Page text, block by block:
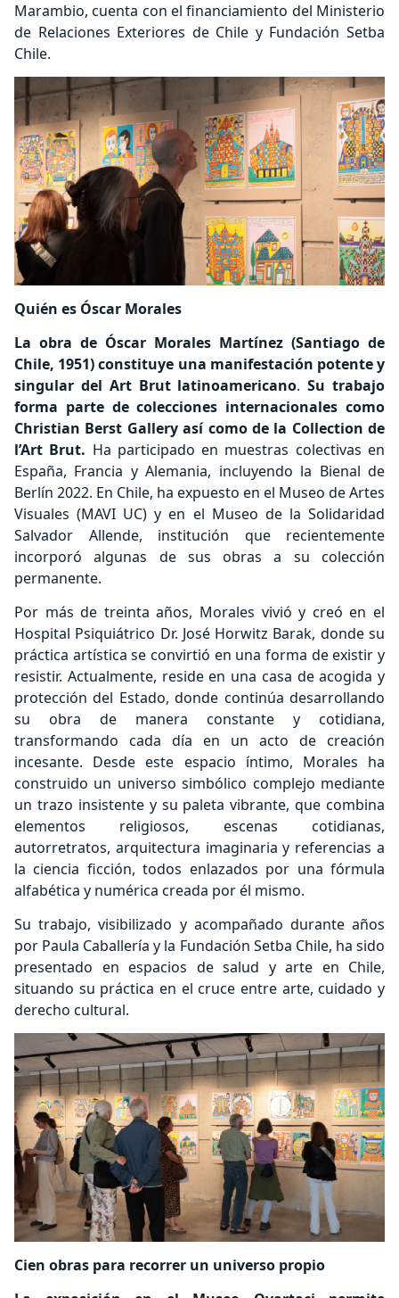
Marambio, cuenta con el financiamiento del Ministerio
de Relaciones Exteriores de Chile y Fundación Setba
Chile.
Quién es Óscar Morales
La obra de Óscar Morales Martínez (Santiago de
Chile, 1951) constituye una manifestación potente y
singular del Art Brut latinoamericano. Su trabajo
forma parte de colecciones internacionales como
Christian Berst Gallery así como de la Collection de
l’Art Brut. Ha participado en muestras colectivas en
España, Francia y Alemania, incluyendo la Bienal de
Berlín 2022. En Chile, ha expuesto en el Museo de Artes
Visuales (MAVI UC) y en el Museo de la Solidaridad
Salvador Allende, institución que recientemente
incorporó algunas de sus obras a su colección
permanente.
Por más de treinta años, Morales vivió y creó en el
Hospital Psiquiátrico Dr. José Horwitz Barak, donde su
práctica artística se convirtió en una forma de existir y
resistir. Actualmente, reside en una casa de acogida y
protección del Estado, donde continúa desarrollando
su obra de manera constante y cotidiana,
transformando cada día en un acto de creación
incesante. Desde este espacio íntimo, Morales ha
construido un universo simbólico complejo mediante
un trazo insistente y su paleta vibrante, que combina
elementos religiosos, escenas cotidianas,
autorretratos, arquitectura imaginaria y referencias a
la ciencia ficción, todos enlazados por una fórmula
alfabética y numérica creada por él mismo.
Su trabajo, visibilizado y acompañado durante años
por Paula Caballería y la Fundación Setba Chile, ha sido
presentado en espacios de salud y arte en Chile,
situando su práctica en el cruce entre arte, cuidado y
derecho cultural.
Cien obras para recorrer un universo propio